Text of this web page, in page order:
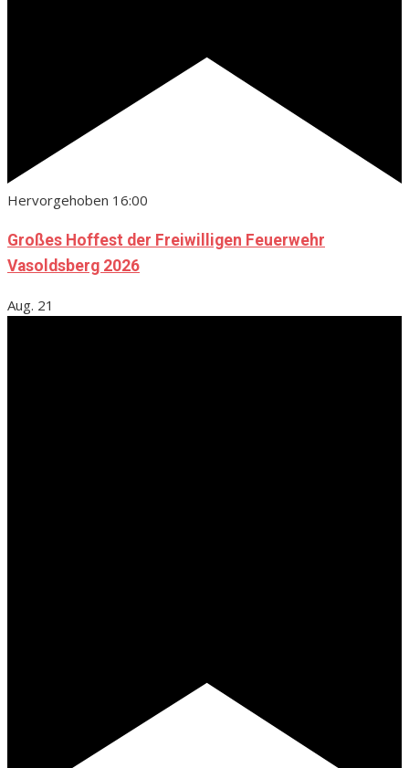
Hervorgehoben 16:00
Großes Hoffest der Freiwilligen Feuerwehr
Vasoldsberg 2026
Aug. 21